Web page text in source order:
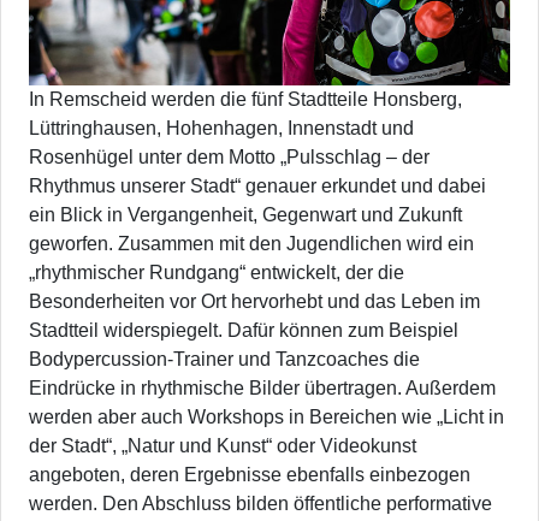
In Remscheid werden die fünf Stadtteile Honsberg,
Lüttringhausen, Hohenhagen, Innenstadt und
Rosenhügel unter dem Motto „Pulsschlag – der
Rhythmus unserer Stadt“ genauer erkundet und dabei
ein Blick in Vergangenheit, Gegenwart und Zukunft
geworfen. Zusammen mit den Jugendlichen wird ein
„rhythmischer Rundgang“ entwickelt, der die
Besonderheiten vor Ort hervorhebt und das Leben im
Stadtteil widerspiegelt. Dafür können zum Beispiel
Bodypercussion-Trainer und Tanzcoaches die
Eindrücke in rhythmische Bilder übertragen. Außerdem
werden aber auch Workshops in Bereichen wie „Licht in
der Stadt“, „Natur und Kunst“ oder Videokunst
angeboten, deren Ergebnisse ebenfalls einbezogen
werden. Den Abschluss bilden öffentliche performative